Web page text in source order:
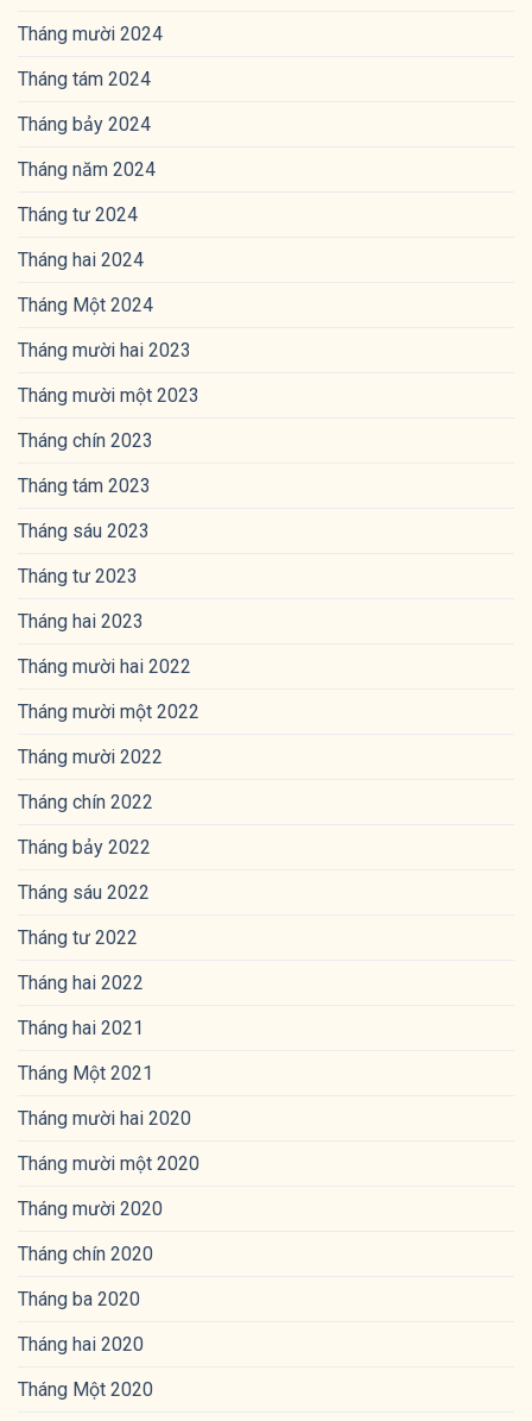
Tháng mười 2024
Tháng tám 2024
Tháng bảy 2024
Tháng năm 2024
Tháng tư 2024
Tháng hai 2024
Tháng Một 2024
Tháng mười hai 2023
Tháng mười một 2023
Tháng chín 2023
Tháng tám 2023
Tháng sáu 2023
Tháng tư 2023
Tháng hai 2023
Tháng mười hai 2022
Tháng mười một 2022
Tháng mười 2022
Tháng chín 2022
Tháng bảy 2022
Tháng sáu 2022
Tháng tư 2022
Tháng hai 2022
Tháng hai 2021
Tháng Một 2021
Tháng mười hai 2020
Tháng mười một 2020
Tháng mười 2020
Tháng chín 2020
Tháng ba 2020
Tháng hai 2020
Tháng Một 2020